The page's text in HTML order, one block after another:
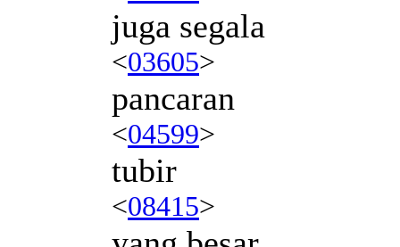
juga segala
<03605>
pancaran
<04599>
tubir
<08415>